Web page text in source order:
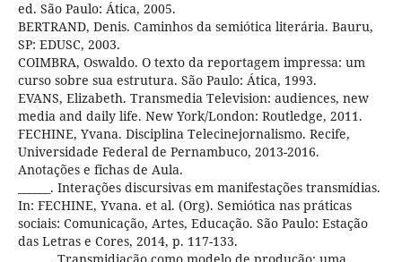
ed. São Paulo: Ática, 2005.
BERTRAND, Denis. Caminhos da semiótica literária. Bauru,
SP: EDUSC, 2003.
COIMBRA, Oswaldo. O texto da reportagem impressa: um
curso sobre sua estrutura. São Paulo: Ática, 1993.
EVANS, Elizabeth. Transmedia Television: audiences, new
media and daily life. New York/London: Routledge, 2011.
FECHINE, Yvana. Disciplina Telecinejornalismo. Recife,
Universidade Federal de Pernambuco, 2013-2016.
Anotações e fichas de Aula.
______. Interações discursivas em manifestações transmídias.
In: FECHINE, Yvana. et al. (Org). Semiótica nas práticas
sociais: Comunicação, Artes, Educação. São Paulo: Estação
das Letras e Cores, 2014, p. 117-133.